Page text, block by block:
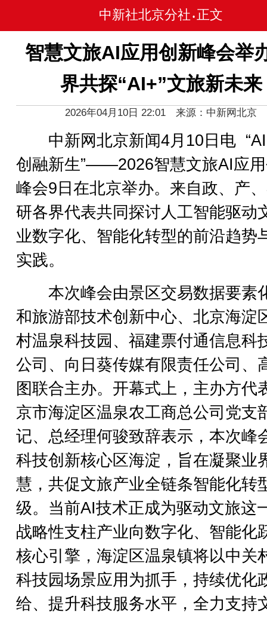
中新社北京分社 • 正文
智慧文旅AI应用创新峰会举
界共探“AI+”文旅新未来
2026年04月10日 22:01 来源：中新网北京
中新网北京新闻4月10日电 “AI
创融新生”——2026智慧文旅AI应
峰会9日在北京举办。来自政、产
研各界代表共同探讨人工智能驱动
业数字化、智能化转型的前沿趋势
实践。
本次峰会由景区交易数据要素
和旅游部技术创新中心、北京海淀
村温泉科技园、福建票付通信息科
公司、向日葵传媒有限责任公司、
图联合主办。开幕式上，主办方代
京市海淀区温泉农工商总公司党支
记、总经理何骏致辞表示，本次峰
科技创新核心区海淀，旨在凝聚业
慧，共促文旅产业全链条智能化转
级。当前AI技术正成为驱动文旅这
战略性支柱产业向数字化、智能化
核心引擎，海淀区温泉镇将以中关
科技园场景应用为抓手，持续优化
给、提升科技服务水平，全力支持